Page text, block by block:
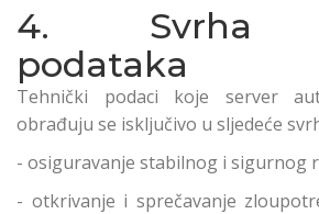
4. Svrha
podataka
Tehnički podaci koje server
obrađuju se isključivo u sljedeće
- osiguravanje stabilnog i sigurnog
- otkrivanje i sprečavanje